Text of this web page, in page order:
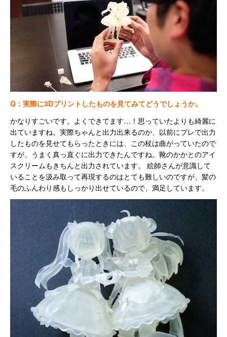
Q：実際に3Dプリントしたものを見てみてどうでしょうか。
かなりすごいです。よくできてます…！思っていたよりも綺麗に
出ていますね。実際ちゃんと出力出来るのか、以前にプレで出力
したものを見せてもらったときには、この杖は曲がっていたので
すが、うまく真っ直ぐに出力できたんですね。靴のかかとのアイ
スクリームもきちんと出力されています。 絵師さんが意識して
いることを汲み取って再現するのはとても難しいのですが、髪の
毛のふんわり感もしっかり出せているので、満足しています。